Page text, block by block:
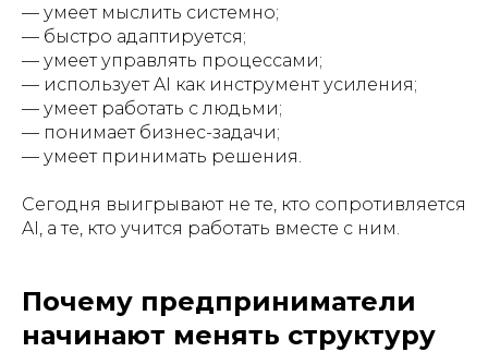
— умеет мыслить системно;
— быстро адаптируется;
— умеет управлять процессами;
— использует AI как инструмент усиления;
— умеет работать с людьми;
— понимает бизнес-задачи;
— умеет принимать решения.
Сегодня выигрывают не те, кто сопротивляется
AI, а те, кто учится работать вместе с ним.
Почему предприниматели
начинают менять структуру